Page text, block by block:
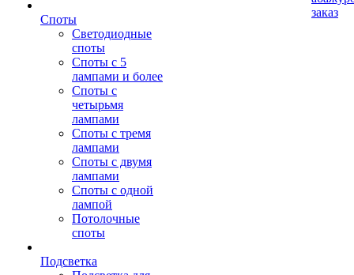
Споты
Светодиодные
споты
Споты с 5
лампами и более
Споты с
четырьмя
лампами
Споты с тремя
лампами
Споты с двумя
лампами
Споты с одной
лампой
Потолочные
споты
Подсветка
заказ